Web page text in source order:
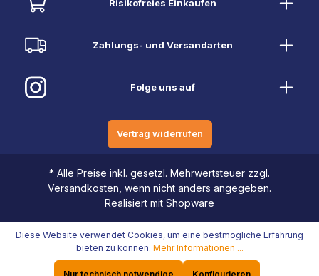
Risikofreies Einkaufen
Zahlungs- und Versandarten
Folge uns auf
Vertrag widerrufen
* Alle Preise inkl. gesetzl. Mehrwertsteuer zzgl.
Versandkosten, wenn nicht anders angegeben.
Realisiert mit Shopware
Diese Website verwendet Cookies, um eine bestmögliche Erfahrung
bieten zu können. Mehr Informationen ...